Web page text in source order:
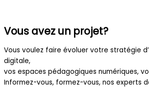
Vous avez un projet?
Vous voulez faire évoluer votre stratégie
digitale,
vos espaces pédagogiques numériques,
Informez-vous, formez-vous, nos experts